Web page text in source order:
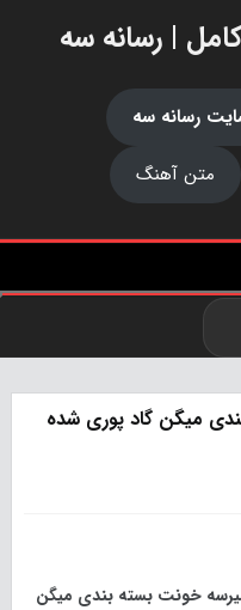
| رسانه سه
رسانه سه
متن آهنگ
میگن گاد پوری شده
خونت بسته بندی میگن